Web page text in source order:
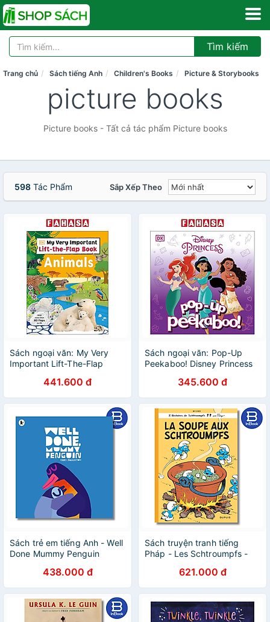
Tìm kiếm
Trang chủ Sách tiếng Anh Children's Books Picture & Storybooks
picture books
Picture books - Tất cả tác phẩm Picture books
598 Tác Phẩm Sắp Xếp Theo
Sách ngoại văn: My Very
Important Lift-The-Flap
441.600 đ
Sách ngoại văn: Pop-Up
Peekaboo! Disney Princess
345.600 đ
Sách trẻ em tiếng Anh - Well
Done Mummy Penguin
438.000 đ
Sách truyện tranh tiếng
Pháp - Les Schtroumpfs -
Schtroumpfs621.000 đ